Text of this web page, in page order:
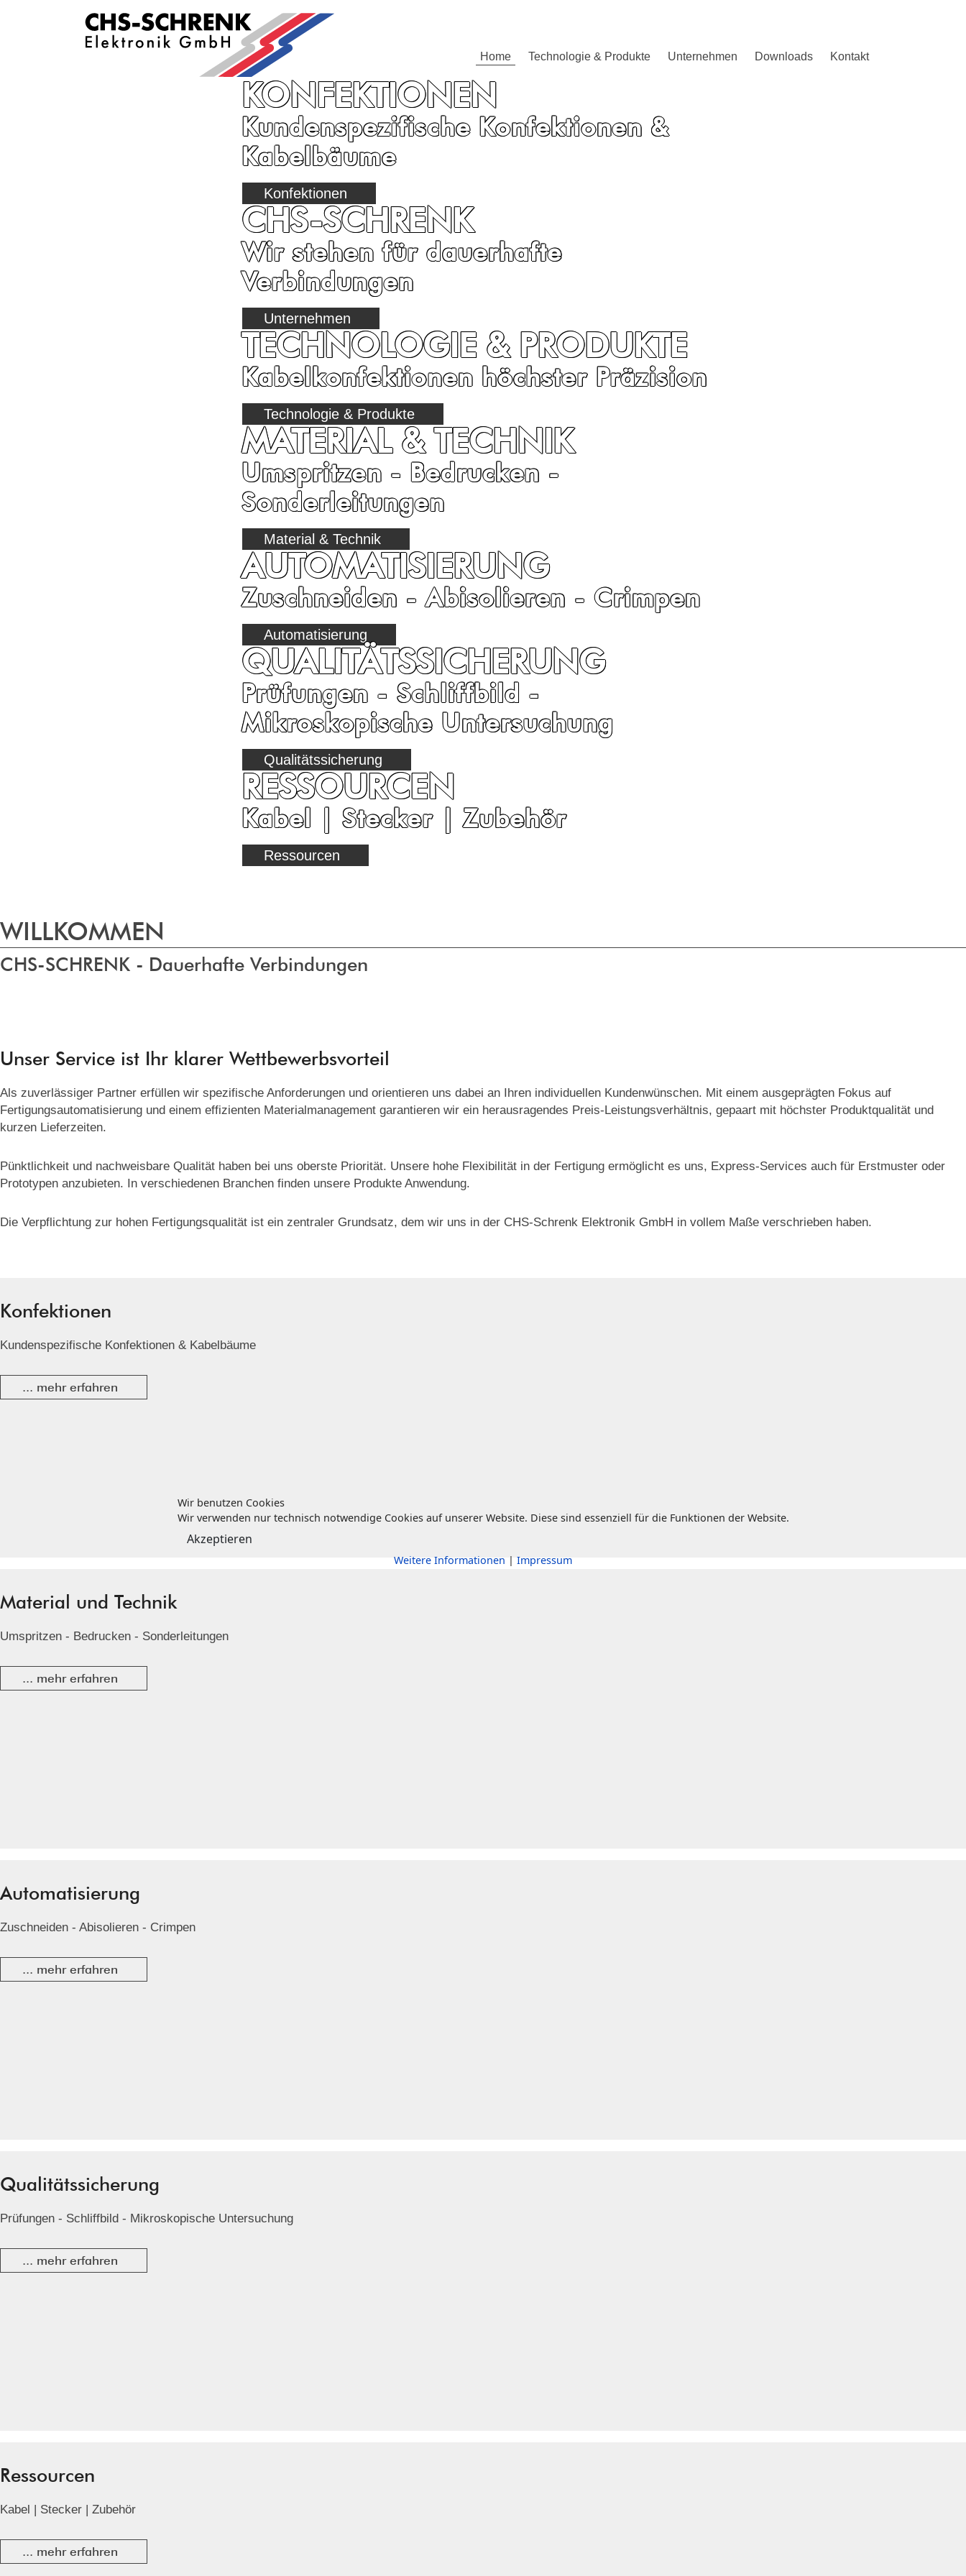
Home Technologie & Produkte Unternehmen Downloads Kontakt
KONFEKTIONEN
Kundenspezifische Konfektionen &
Kabelbäume
Konfektionen
CHS-SCHRENK
Wir stehen für dauerhafte
Verbindungen
Unternehmen
TECHNOLOGIE & PRODUKTE
Kabelkonfektionen höchster Präzision
Technologie & Produkte
MATERIAL & TECHNIK
Umspritzen - Bedrucken -
Sonderleitungen
Material & Technik
AUTOMATISIERUNG
Zuschneiden - Abisolieren - Crimpen
Automatisierung
QUALITÄTSSICHERUNG
Prüfungen - Schliffbild -
Mikroskopische Untersuchung
Qualitätssicherung
RESSOURCEN
Kabel | Stecker | Zubehör
Ressourcen
WILLKOMMEN
CHS-SCHRENK - Dauerhafte Verbindungen
Unser Service ist Ihr klarer Wettbewerbsvorteil
Als zuverlässiger Partner erfüllen wir spezifische Anforderungen und orientieren uns dabei an Ihren individuellen Kundenwünschen. Mit einem ausgeprägten Fokus auf
Fertigungsautomatisierung und einem effizienten Materialmanagement garantieren wir ein herausragendes Preis-Leistungsverhältnis, gepaart mit höchster Produktqualität und
kurzen Lieferzeiten.
Pünktlichkeit und nachweisbare Qualität haben bei uns oberste Priorität. Unsere hohe Flexibilität in der Fertigung ermöglicht es uns, Express-Services auch für Erstmuster oder
Prototypen anzubieten. In verschiedenen Branchen finden unsere Produkte Anwendung.
Die Verpflichtung zur hohen Fertigungsqualität ist ein zentraler Grundsatz, dem wir uns in der CHS-Schrenk Elektronik GmbH in vollem Maße verschrieben haben.
Konfektionen
Kundenspezifische Konfektionen & Kabelbäume
... mehr erfahren
Material und Technik
Umspritzen - Bedrucken - Sonderleitungen
... mehr erfahren
Automatisierung
Zuschneiden - Abisolieren - Crimpen
... mehr erfahren
Qualitätssicherung
Prüfungen - Schliffbild - Mikroskopische Untersuchung
... mehr erfahren
Ressourcen
Kabel | Stecker | Zubehör
... mehr erfahren
Wir benutzen Cookies
Wir verwenden nur technisch notwendige Cookies auf unserer Website. Diese sind essenziell für die Funktionen der Website.
Akzeptieren
Weitere Informationen | Impressum